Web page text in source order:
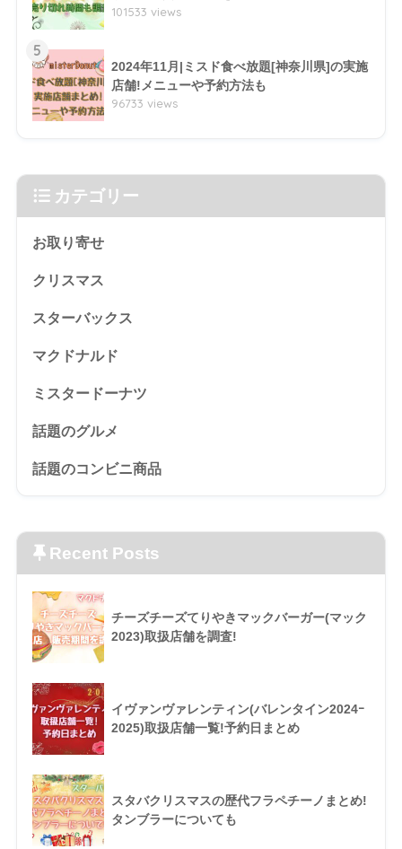
101533 views
5
2024年11月|ミスド食べ放題[神奈川県]の実施
店舗!メニューや予約方法も
96733 views
カテゴリー
お取り寄せ
クリスマス
スターバックス
マクドナルド
ミスタードーナツ
話題のグルメ
話題のコンビニ商品
Recent Posts
チーズチーズてりやきマックバーガー(マック
2023)取扱店舗を調査!
イヴァンヴァレンティン(バレンタイン2024ｰ
2025)取扱店舗一覧!予約日まとめ
スタバクリスマスの歴代フラペチーノまとめ!
タンブラーについても